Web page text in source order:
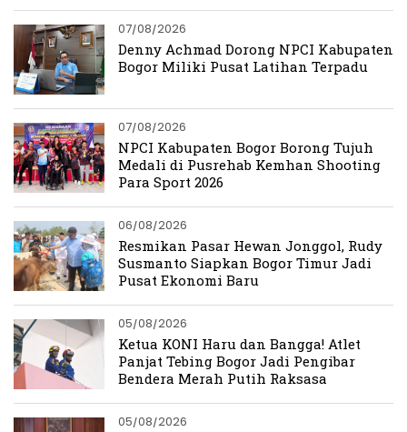
07/08/2026
Denny Achmad Dorong NPCI Kabupaten
Bogor Miliki Pusat Latihan Terpadu
07/08/2026
NPCI Kabupaten Bogor Borong Tujuh
Medali di Pusrehab Kemhan Shooting
Para Sport 2026
06/08/2026
Resmikan Pasar Hewan Jonggol, Rudy
Susmanto Siapkan Bogor Timur Jadi
Pusat Ekonomi Baru
05/08/2026
Ketua KONI Haru dan Bangga! Atlet
Panjat Tebing Bogor Jadi Pengibar
Bendera Merah Putih Raksasa
05/08/2026